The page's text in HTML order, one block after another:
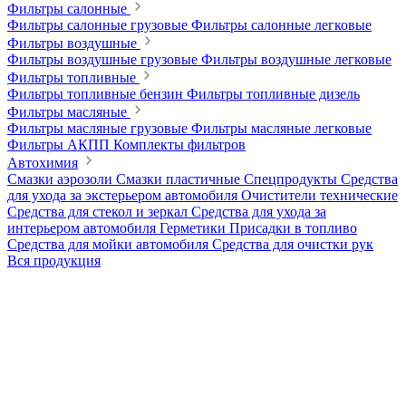
Фильтры салонные
Фильтры салонные грузовые Фильтры салонные легковые
Фильтры воздушные
Фильтры воздушные грузовые Фильтры воздушные легковые
Фильтры топливные
Фильтры топливные бензин Фильтры топливные дизель
Фильтры масляные
Фильтры масляные грузовые Фильтры масляные легковые
Фильтры АКПП Комплекты фильтров
Автохимия
Смазки аэрозоли Смазки пластичные Спецпродукты Средства
для ухода за экстерьером автомобиля Очистители технические
Средства для стекол и зеркал Средства для ухода за
интерьером автомобиля Герметики Присадки в топливо
Средства для мойки автомобиля Средства для очистки рук
Вся продукция